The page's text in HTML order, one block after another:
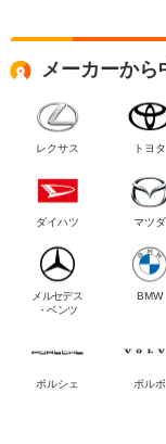
メーカーか
レクサス トヨタ
ダイハツ マツダ
メルセデス
・ベンツ
BMW
ポルシェ ボルボ